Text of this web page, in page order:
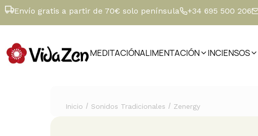
Envío gratis a partir de 70€ solo península +34 695 500 206
MEDITACIÓNALIMENTACIÓN INCIENSOS
Inicio / Sonidos Tradicionales / Zenergy